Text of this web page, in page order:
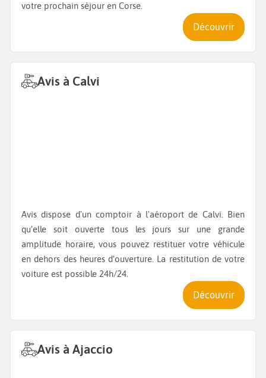
votre prochain séjour en Corse.
Découvrir
Avis à Calvi
Avis dispose d'un comptoir à l'aéroport de Calvi. Bien
qu’elle soit ouverte tous les jours sur une grande
amplitude horaire, vous pouvez restituer votre véhicule
en dehors des heures d’ouverture. La restitution de votre
voiture est possible 24h/24.
Découvrir
Avis à Ajaccio